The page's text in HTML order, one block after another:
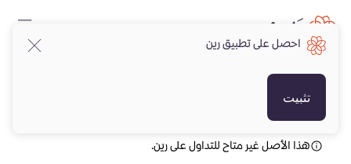
هذا الأصل غير متاح للتداول على رين.
احصل على تطبيق رين
تثبيت